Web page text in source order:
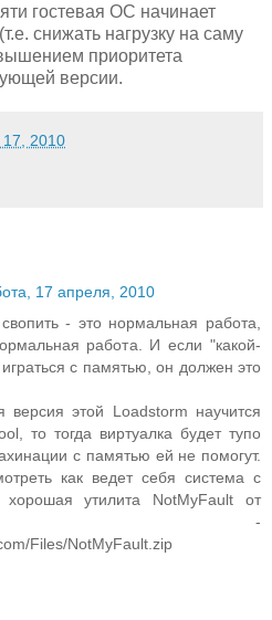
гостевая ОС начинает
снижать нагрузку на саму
приоритета
версии.
17, 2010
17 апреля, 2010
- это нормальная работа,
работа. И если "какой-
с памятью, он должен это
этой Loadstorm научится
то тогда виртуалка будет тупо
с памятью ей не помогут.
как ведет себя система с
утилита NotMyFault от
-
Files/NotMyFault.zip